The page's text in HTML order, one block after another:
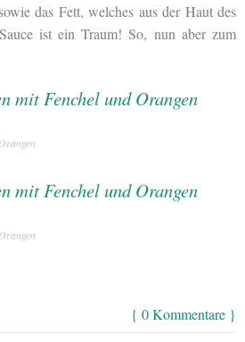
das Fett, welches aus der Haut des
ist ein Traum! So, nun aber zum
{ 0 Kommentare }